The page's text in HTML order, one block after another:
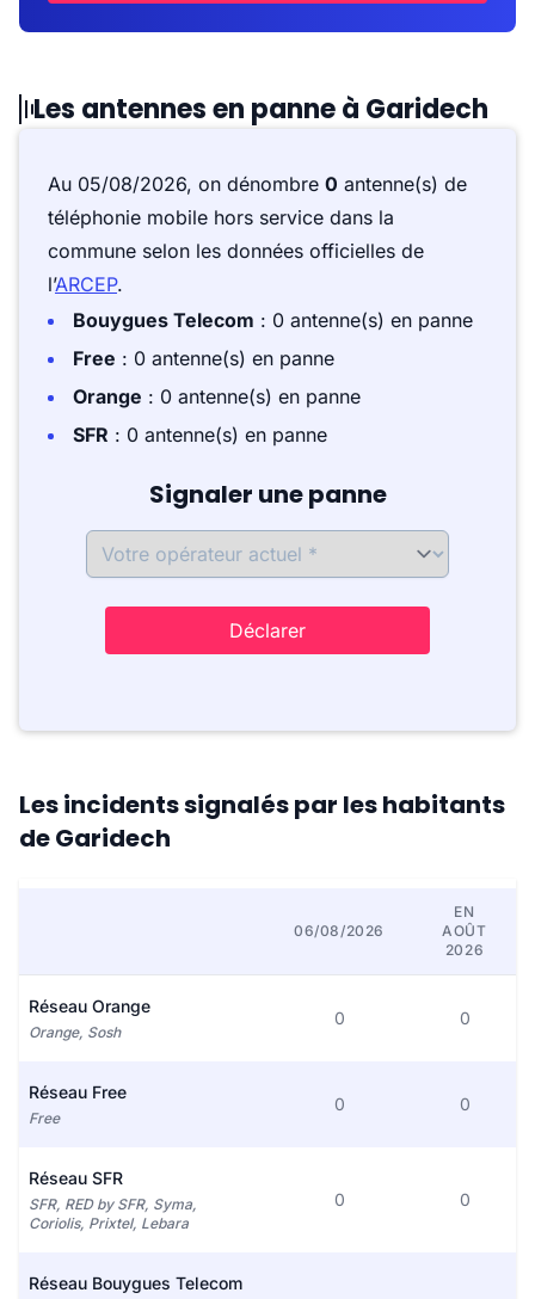
Les antennes en panne à Garidech
Au 05/08/2026, on dénombre 0 antenne(s) de
téléphonie mobile hors service dans la
commune selon les données officielles de
l’ARCEP.
Bouygues Telecom : 0 antenne(s) en panne
Free : 0 antenne(s) en panne
Orange : 0 antenne(s) en panne
SFR : 0 antenne(s) en panne
Signaler une panne
Déclarer
Les incidents signalés par les habitants
de Garidech
06/08/2026
EN
AOÛT
2026
Réseau Orange
Orange, Sosh
0 0
Réseau Free
Free
0 0
Réseau SFR
SFR, RED by SFR, Syma,
Coriolis, Prixtel, Lebara
0 0
Réseau Bouygues Telecom